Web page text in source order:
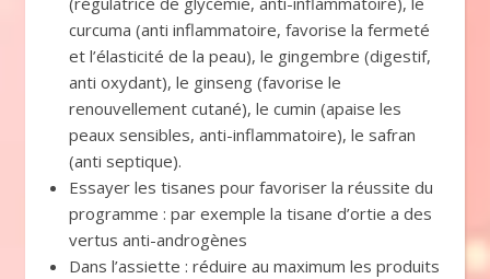
curcuma (anti inflammatoire, favorise la fermeté
et l’élasticité de la peau), le gingembre (digestif,
anti oxydant), le ginseng (favorise le
renouvellement cutané), le cumin (apaise les
peaux sensibles, anti-inflammatoire), le safran
(anti septique).
Essayer les tisanes pour favoriser la réussite du
programme : par exemple la tisane d’ortie a des
vertus anti-androgènes
Dans l’assiette : réduire au maximum les produits